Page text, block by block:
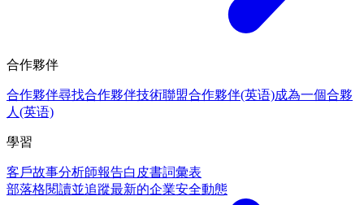
合作夥伴
合作夥伴尋找合作夥伴技術聯盟合作夥伴(英语)成為一個合夥
人(英语)
學習
客戶故事分析師報告白皮書詞彙表
部落格閱讀並追蹤最新的企業安全動態